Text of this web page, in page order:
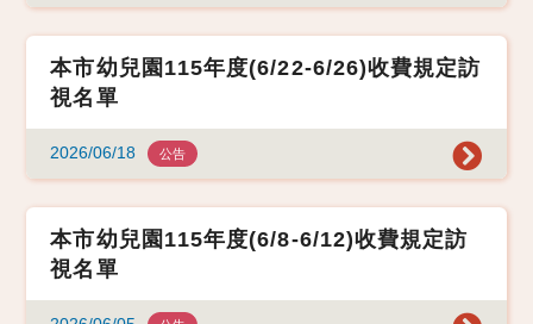
本市幼兒園115年度(6/22-6/26)收費規定訪
視名單
2026/06/18 公告
本市幼兒園115年度(6/8-6/12)收費規定訪
視名單